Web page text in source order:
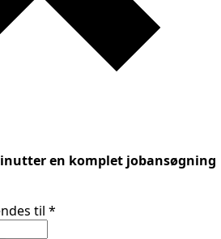
en komplet jobansøgning
til *